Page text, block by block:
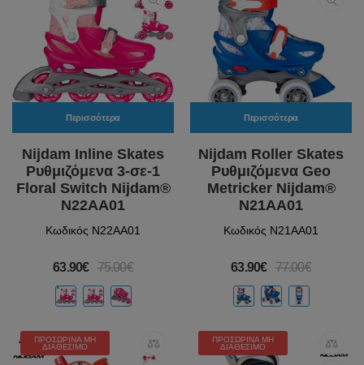
Περισσότερα
Nijdam Inline Skates
Ρυθμιζόμενα 3-σε-1
Floral Switch Nijdam®
N22AA01
Κωδικός N22AA01
63.90€ 75.00€
Περισσότερα
Nijdam Roller Skates
Ρυθμιζόμενα Geo
Metricker Nijdam®
N21AA01
Κωδικός N21AA01
63.90€ 77.00€
ΠΡΟΣΩΡΙΝΆ ΜΗ
ΔΙΑΘΈΣΙΜΟ
ΠΡΟΣΩΡΙΝΆ ΜΗ
ΔΙΑΘΈΣΙΜΟ